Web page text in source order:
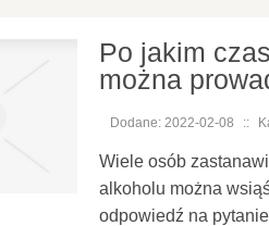
Po jakim
można
Dodane: 2022-02-08 ::
Wiele osób
alkoholu można
odpowiedź na